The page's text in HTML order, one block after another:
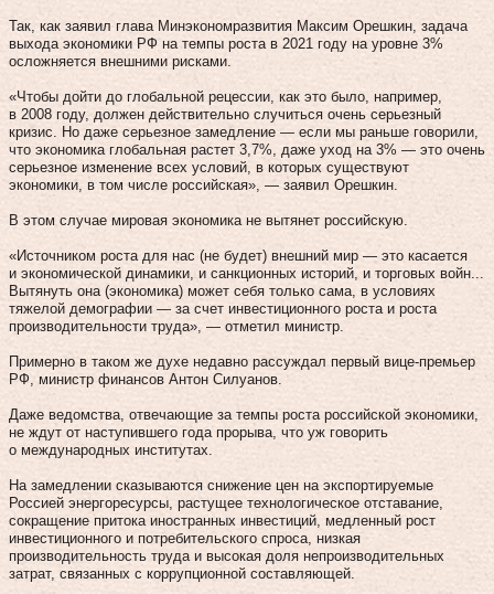
Так, как заявил глава Минэкономразвития Максим Орешкин, задача
выхода экономики РФ на темпы роста в 2021 году на уровне 3%
осложняется внешними рисками.
«Чтобы дойти до глобальной рецессии, как это было, например,
в 2008 году, должен действительно случиться очень серьезный
кризис. Но даже серьезное замедление — если мы раньше говорили,
что экономика глобальная растет 3,7%, даже уход на 3% — это очень
серьезное изменение всех условий, в которых существуют
экономики, в том числе российская», — заявил Орешкин.
В этом случае мировая экономика не вытянет российскую.
«Источником роста для нас (не будет) внешний мир — это касается
и экономической динамики, и санкционных историй, и торговых войн...
Вытянуть она (экономика) может себя только сама, в условиях
тяжелой демографии — за счет инвестиционного роста и роста
производительности труда», — отметил министр.
Примерно в таком же духе недавно рассуждал первый вице-премьер
РФ, министр финансов Антон Силуанов.
Даже ведомства, отвечающие за темпы роста российской экономики,
не ждут от наступившего года прорыва, что уж говорить
о международных институтах.
На замедлении сказываются снижение цен на экспортируемые
Россией энергоресурсы, растущее технологическое отставание,
сокращение притока иностранных инвестиций, медленный рост
инвестиционного и потребительского спроса, низкая
производительность труда и высокая доля непроизводительных
затрат, связанных с коррупционной составляющей.